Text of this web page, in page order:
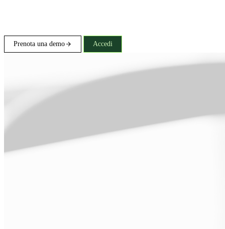
Prenota una demo Accedi